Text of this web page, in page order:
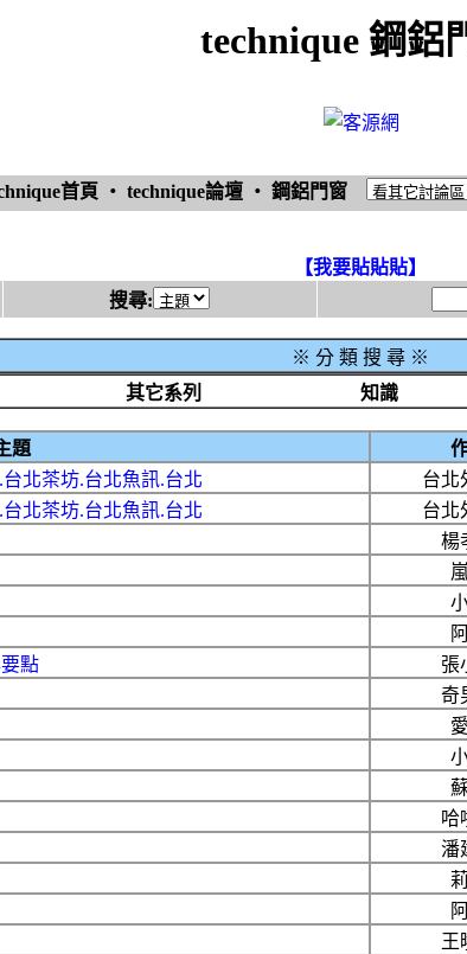
technique 鋼鋁
首頁 ‧ technique論壇 ‧ 鋼鋁門窗
【我要貼貼貼】
搜尋:
※ 分 類 搜 尋 ※
其它系列 知識
題
北茶坊.台北魚訊.台北
台北
北茶坊.台北魚訊.台北 台北
楊
點 張
奇
哈
潘
王